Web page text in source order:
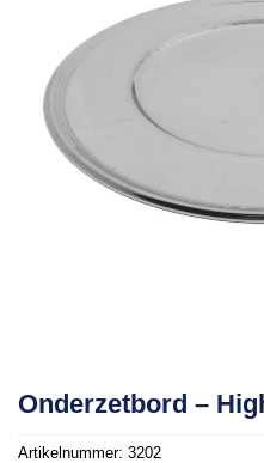
Onderzetbord –
Artikelnummer: 3202